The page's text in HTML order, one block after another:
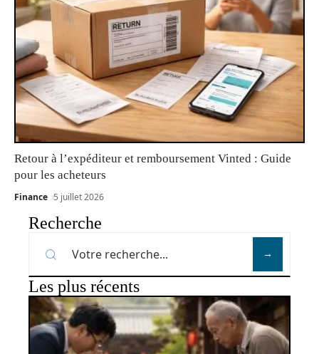
Retour à l’expéditeur et remboursement Vinted : Guide
pour les acheteurs
Finance 5 juillet 2026
Recherche
Les plus récents